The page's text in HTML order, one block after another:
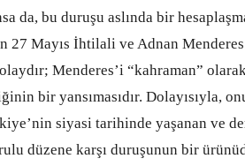
da, bu duruşu aslında bir
27 Mayıs İhtilali ve Adnan
Menderes’i “kahraman”
bir yansımasıdır. Dolayısıyla,
siyasi tarihinde yaşanan ve
düzene karşı duruşunun bir